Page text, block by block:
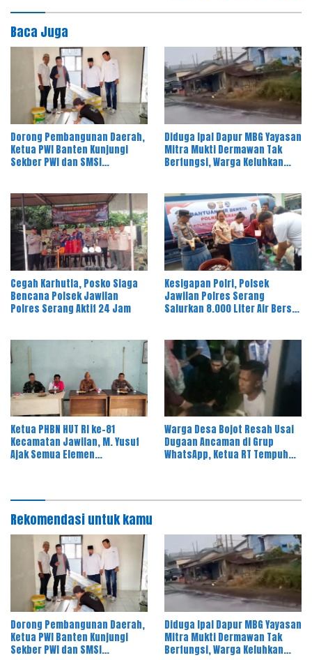
Baca Juga
Dorong Pembangunan Daerah,
Ketua PWI Banten Kunjungi
Sekber PWI dan SMSI
Diduga Ipal Dapur MBG Yayasan
Mitra Mukti Dermawan Tak
Berfungsi, Warga Keluhkan
Cegah Karhutla, Posko Siaga
Bencana Polsek Jawilan
Polres Serang Aktif 24 Jam
Kesigapan Polri, Polsek
Jawilan Polres Serang
Salurkan 8.000 Liter Air Bersih
Ketua PHBN HUT RI ke-81
Kecamatan Jawilan, M. Yusuf
Ajak Semua Elemen
Warga Desa Bojot Resah Usai
Dugaan Ancaman di Grup
WhatsApp, Ketua RT Tempuh
Rekomendasi untuk kamu
Dorong Pembangunan Daerah,
Ketua PWI Banten Kunjungi
Sekber PWI dan SMSI
Diduga Ipal Dapur MBG Yayasan
Mitra Mukti Dermawan Tak
Berfungsi, Warga Keluhkan